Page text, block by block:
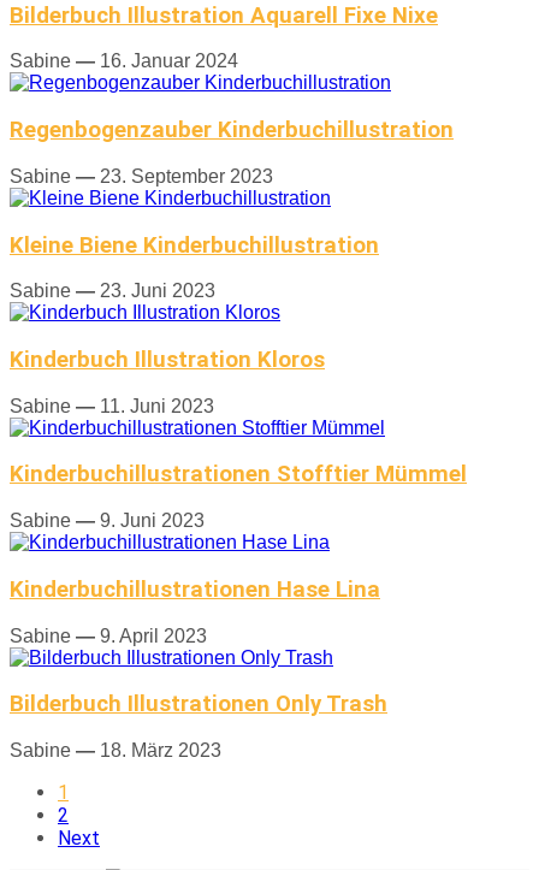
Bilderbuch Illustration Aquarell Fixe Nixe
Sabine — 16. Januar 2024
Regenbogenzauber Kinderbuchillustration
Sabine — 23. September 2023
Kleine Biene Kinderbuchillustration
Sabine — 23. Juni 2023
Kinderbuch Illustration Kloros
Sabine — 11. Juni 2023
Kinderbuchillustrationen Stofftier Mümmel
Sabine — 9. Juni 2023
Kinderbuchillustrationen Hase Lina
Sabine — 9. April 2023
Bilderbuch Illustrationen Only Trash
Sabine — 18. März 2023
1
2
Next